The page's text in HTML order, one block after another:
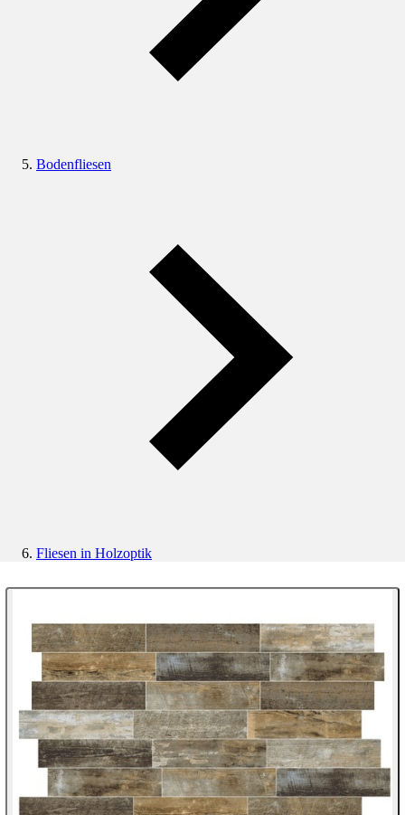
Bodenfliesen
Fliesen in Holzoptik